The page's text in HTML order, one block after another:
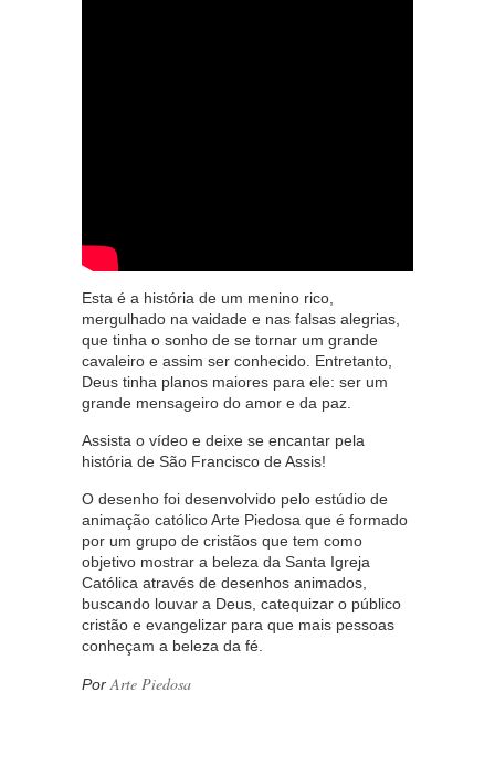
Esta é a história de um menino rico,
mergulhado na vaidade e nas falsas alegrias,
que tinha o sonho de se tornar um grande
cavaleiro e assim ser conhecido. Entretanto,
Deus tinha planos maiores para ele: ser um
grande mensageiro do amor e da paz.
Assista o vídeo e deixe se encantar pela
história de São Francisco de Assis!
O desenho foi desenvolvido pelo estúdio de
animação católico Arte Piedosa que é formado
por um grupo de cristãos que tem como
objetivo mostrar a beleza da Santa Igreja
Católica através de desenhos animados,
buscando louvar a Deus, catequizar o público
cristão e evangelizar para que mais pessoas
conheçam a beleza da fé.
Por Arte Piedosa